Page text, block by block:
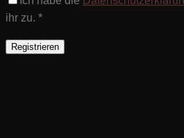
ihr zu. *
Registrieren